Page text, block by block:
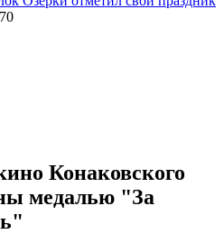
70
Конаковского
медалью "За